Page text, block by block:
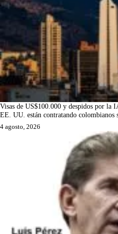
Visas de US$100.000 y despidos por la
EE. UU. están contratando colombianos
4 agosto, 2026